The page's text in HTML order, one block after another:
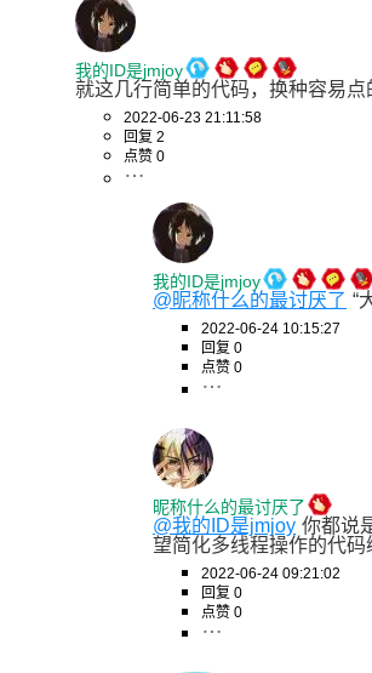
我的ID是jmjoy
就这几行简单的代码，换种容易
2022-06-23 21:11:58
回复 2
点赞 0
我的ID是jmjoy
@昵称什么的最讨厌了 “
2022-06-24 10:15:27
回复 0
点赞 0
昵称什么的最讨厌了
@我的ID是jmjoy 你都说
望简化多线程操作的代
2022-06-24 09:21:02
回复 0
点赞 0